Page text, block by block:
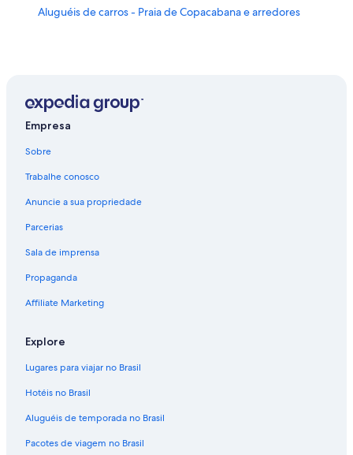
Aluguéis de carros - Praia de Copacabana e arredores
Empresa
Sobre
Trabalhe conosco
Anuncie a sua propriedade
Parcerias
Sala de imprensa
Propaganda
Affiliate Marketing
Explore
Lugares para viajar no Brasil
Hotéis no Brasil
Aluguéis de temporada no Brasil
Pacotes de viagem no Brasil